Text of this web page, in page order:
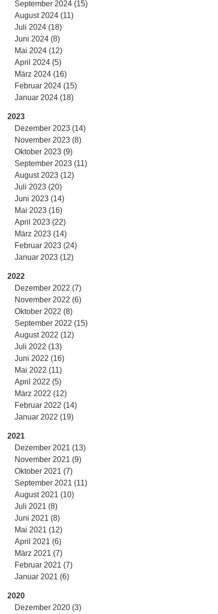
September 2024 (15)
August 2024 (11)
Juli 2024 (18)
Juni 2024 (8)
Mai 2024 (12)
April 2024 (5)
März 2024 (16)
Februar 2024 (15)
Januar 2024 (18)
2023
Dezember 2023 (14)
November 2023 (8)
Oktober 2023 (9)
September 2023 (11)
August 2023 (12)
Juli 2023 (20)
Juni 2023 (14)
Mai 2023 (16)
April 2023 (22)
März 2023 (14)
Februar 2023 (24)
Januar 2023 (12)
2022
Dezember 2022 (7)
November 2022 (6)
Oktober 2022 (8)
September 2022 (15)
August 2022 (12)
Juli 2022 (13)
Juni 2022 (16)
Mai 2022 (11)
April 2022 (5)
März 2022 (12)
Februar 2022 (14)
Januar 2022 (19)
2021
Dezember 2021 (13)
November 2021 (9)
Oktober 2021 (7)
September 2021 (11)
August 2021 (10)
Juli 2021 (8)
Juni 2021 (8)
Mai 2021 (12)
April 2021 (6)
März 2021 (7)
Februar 2021 (7)
Januar 2021 (6)
2020
Dezember 2020 (3)